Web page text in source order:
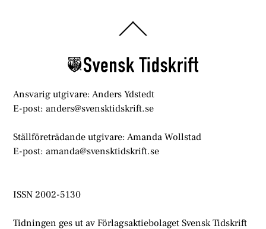
To
Ansvarig utgivare: Anders Ydstedt
E-post: anders@svensktidskrift.se
Ställföreträdande utgivare: Amanda Wollstad
E-post: amanda@svensktidskrift.se
ISSN 2002-5130
Tidningen ges ut av Förlagsaktiebolaget Svensk Tidskrift